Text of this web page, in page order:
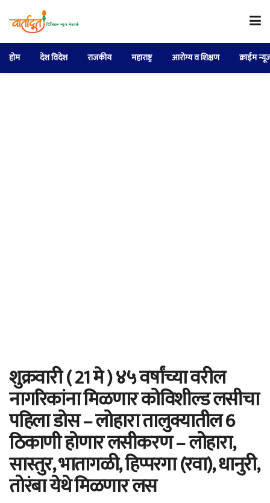
होम देश विदेश राजकीय महाराष्ट्र आरोग्य व शिक्षण क्राईम
शुक्रवारी ( 21 मे ) ४५ वर्षांच्या वरील
नागरिकांना मिळणार कोविशील्ड लसीचा
पहिला डोस – लोहारा तालुक्यातील 6
ठिकाणी होणार लसीकरण – लोहारा,
सास्तुर, भातागळी, हिप्परगा (रवा), धानुरी,
तोरंबा येथे मिळणार लस